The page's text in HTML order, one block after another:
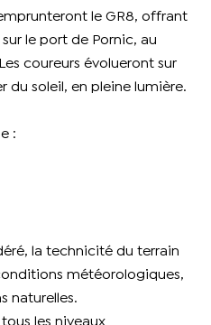
le GR8, offrant
le port de Pornic, au
coureurs évolueront sur
du soleil, en pleine lumière.
:
la technicité du terrain
météorologiques,
naturelles.
les niveaux